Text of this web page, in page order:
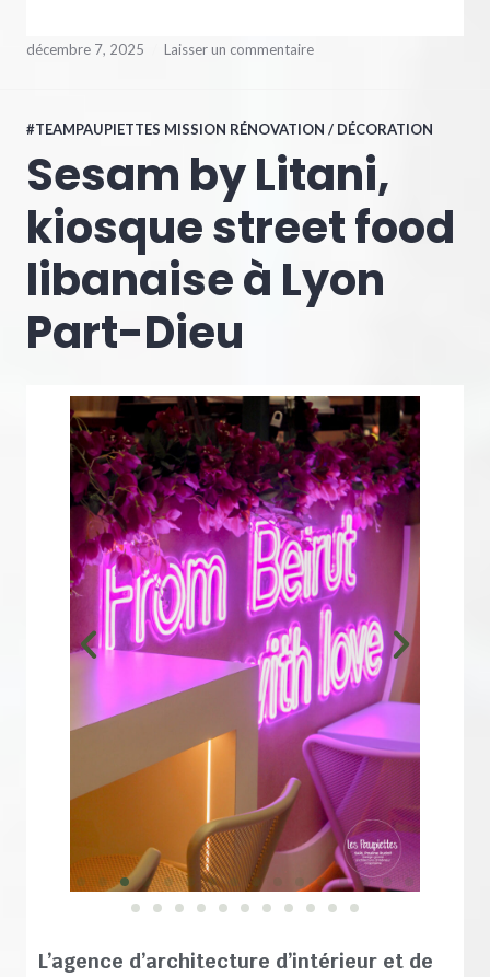
décembre 7, 2025 Laisser un commentaire
#TEAMPAUPIETTES MISSION RÉNOVATION / DÉCORATION
Sesam by Litani,
kiosque street food
libanaise à Lyon
Part-Dieu
L’agence d’architecture d’intérieur et de